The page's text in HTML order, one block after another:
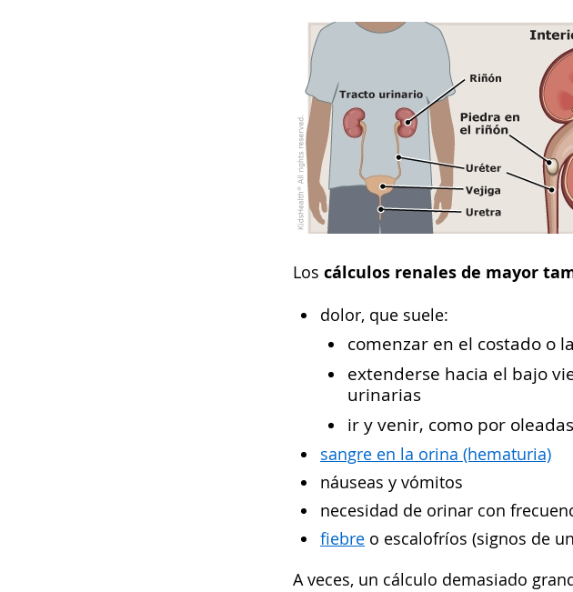
Los cálculos renales de mayor
dolor, que suele:
comenzar en el costado o
extenderse hacia el bajo
urinarias
ir y venir, como por oleadas
sangre en la orina (hematuria)
náuseas y vómitos
necesidad de orinar con
fiebre o escalofríos (signos de
A veces, un cálculo demasiado